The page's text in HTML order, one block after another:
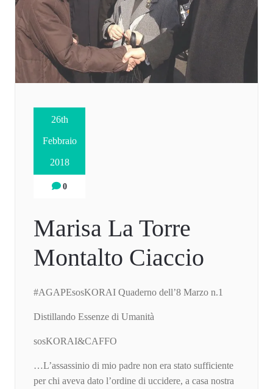
26th
Febbraio
2018
0
Marisa La Torre
Montalto Ciaccio
#AGAPEsosKORAI Quaderno dell’8 Marzo n.1
Distillando Essenze di Umanità
sosKORAI&CAFFO
…L’assassinio di mio padre non era stato sufficiente
per chi aveva dato l’ordine di uccidere, a casa nostra